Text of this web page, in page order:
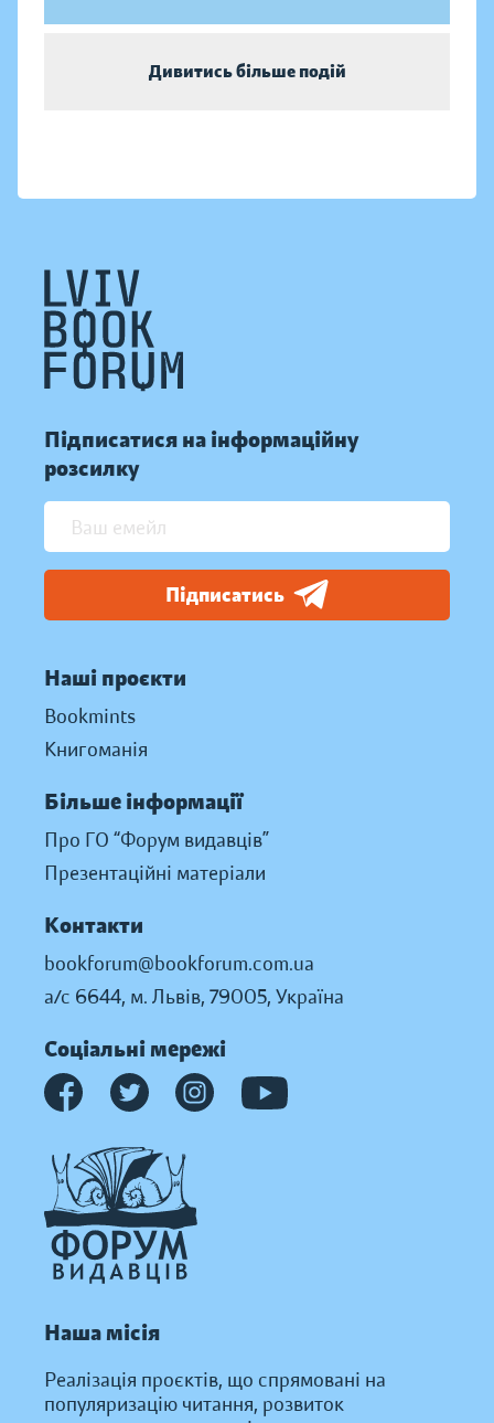
Дивитись більше подій
Підписатися на інформаційну
розсилку
Підписатись
Наші проєкти
Bookmints
Книгоманія
Більше інформації
Про ГО “Форум видавців”
Презентаційні матеріали
Контакти
bookforum@bookforum.com.ua
а/с 6644, м. Львів, 79005, Україна
Соціальні мережі
Наша місія
Реалізація проєктів, що спрямовані на
популяризацію читання, розвиток